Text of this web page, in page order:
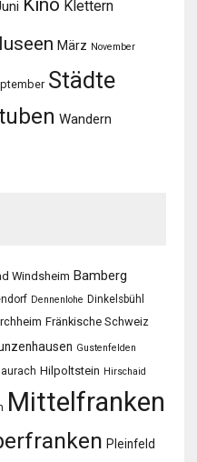
Kino Klettern
März November
Städte
Wandern
Windsheim Bamberg
Dennenlohe Dinkelsbühl
Fränkische Schweiz
Gustenfelden
Hilpoltstein Hirschaid
Mittelfranken
Pleinfeld